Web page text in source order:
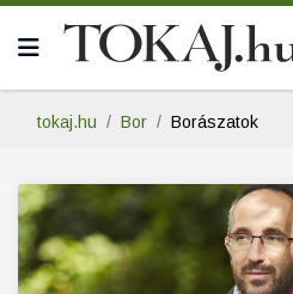
tokaj.hu Bor Borászatok